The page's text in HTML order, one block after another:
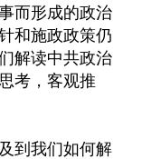
而形成的政治
和施政政策仍
解读中共政治
考，客观推
到我们如何解